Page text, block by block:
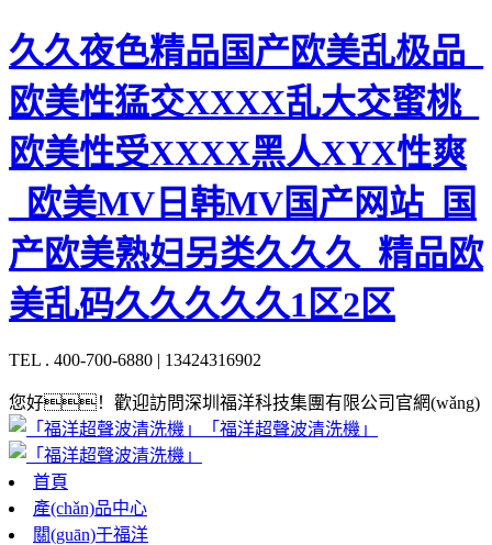
久久夜色精品国产欧美乱极品_
欧美性猛交XXXX乱大交蜜桃_
欧美性受XXXX黑人XYX性爽
_欧美MV日韩MV国产网站_国
产欧美熟妇另类久久久_精品欧
美乱码久久久久久1区2区
TEL . 400-700-6880 | 13424316902
您好！歡迎訪問深圳福洋科技集團有限公司官網(wǎng)
「福洋超聲波清洗機」
首頁
產(chǎn)品中心
關(guān)于福洋